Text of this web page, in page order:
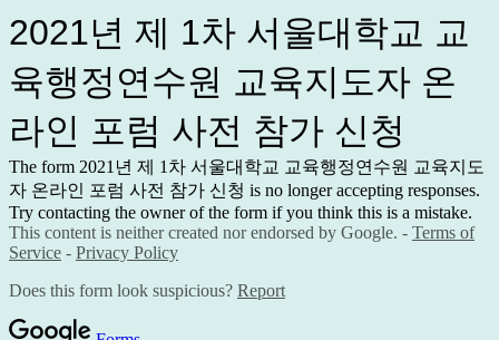
2021년 제 1차 서울대학교 교
육행정연수원 교육지도자 온
라인 포럼 사전 참가 신청
The form 2021년 제 1차 서울대학교 교육행정연수원 교육지도
자 온라인 포럼 사전 참가 신청 is no longer accepting responses.
Try contacting the owner of the form if you think this is a mistake.
This content is neither created nor endorsed by Google. - Terms of
Service - Privacy Policy
Does this form look suspicious? Report